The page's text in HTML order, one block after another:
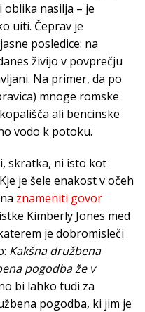
nasilja – je
uiti. Čeprav je
posledice: na
živijo v povprečju
Na primer, da po
mnoge romske
ali bencinske
vodo k potoku.
skratka, ni isto kot
je šele enakost v očeh
znameniti govor
Kimberly Jones med
je dobromisleči
Kakšna družbena
pogodba že v
bi lahko tudi za
pogodba, ki jim je